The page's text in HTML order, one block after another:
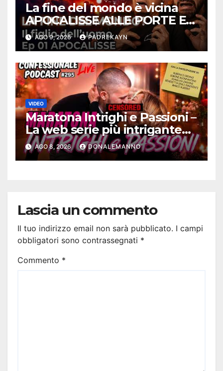
La fine del mondo è vicina
APOCALISSE ALLE PORTE Ep
01 – Redimimi Podcast
RELOADED
AGO 9, 2026 PADREKAYN
VIDEO
Maratona Intrighi e Passioni –
La web serie più intrigante
d’Italia |
#ConfessionalePodcast 295
AGO 8, 2026 DONALEMANNO
Lascia un commento
Il tuo indirizzo email non sarà pubblicato. I campi
obbligatori sono contrassegnati *
Commento *